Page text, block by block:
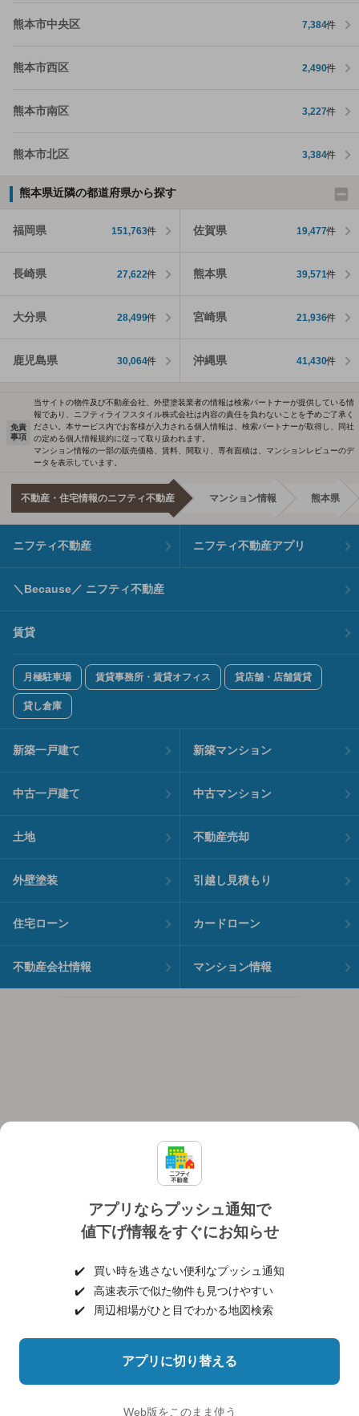
熊本市中央区 7,384件
熊本市西区 2,490件
熊本市南区 3,227件
熊本市北区 3,384件
熊本県近隣の都道府県から探す
福岡県 151,763件 佐賀県 19,477件
長崎県 27,622件 熊本県 39,571件
大分県 28,499件 宮崎県 21,936件
鹿児島県 30,064件 沖縄県 41,430件
アプリならプッシュ通知で
値下げ情報をすぐにお知らせ
✔️
買い時を逃さない便利なプッシュ通知
✔️
高速表示で似た物件も見つけやすい
✔️
周辺相場がひと目でわかる地図検索
アプリに切り替える
Web版をこのまま使う
免責
事項
当サイトの物件及び不動産会社、外壁塗装業者の情報は検索パートナーが提供している情
報であり、ニフティライフスタイル株式会社は内容の責任を負わないことを予めご了承く
ださい。本サービス内でお客様が入力される個人情報は、検索パートナーが取得し、同社
の定める個人情報規約に従って取り扱われます。
マンション情報の一部の販売価格、賃料、間取り、専有面積は、マンションレビューのデ
ータを表示しています。
不動産・住宅情報のニフティ不動産 マンション情報 熊本県
ニフティ不動産 ニフティ不動産アプリ
＼Because／ ニフティ不動産
賃貸
月極駐車場 賃貸事務所・賃貸オフィス 貸店舗・店舗賃貸
貸し倉庫
新築一戸建て 新築マンション
中古一戸建て 中古マンション
土地 不動産売却
外壁塗装 引越し見積もり
住宅ローン カードローン
不動産会社情報 マンション情報
個人情報保護ポリシー 利用規約
ヘルプ・お問い合わせ 採用情報
©NIFTY Lifestyle Co., Ltd.